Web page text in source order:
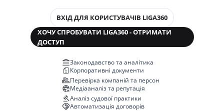
ВХІД ДЛЯ КОРИСТУВАЧІВ LIGA360
ХОЧУ СПРОБУВАТИ LIGA360 - ОТРИМАТИ
ДОСТУП
Законодавство та аналітика
Корпоративні документи
Перевірка компаній та персон
Медіааналіз та репутація
Аналіз судової практики
Автоматизація договорів